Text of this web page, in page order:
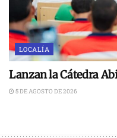
LOCALÍA
Lanzan la Cátedra
5 DE AGOSTO DE 2026